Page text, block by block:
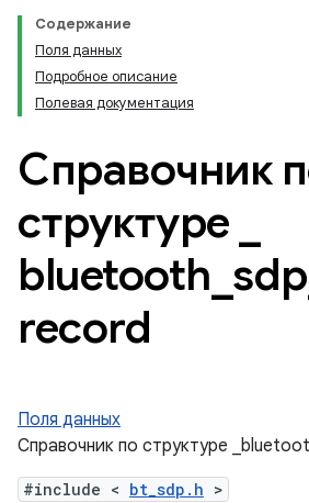
Содержание
Поля данных
Подробное описание
Полевая документация
Справочник
структуре
bluetooth sdp
record
Поля данных
Справочник по структуре
#include < bt_sdp.h >